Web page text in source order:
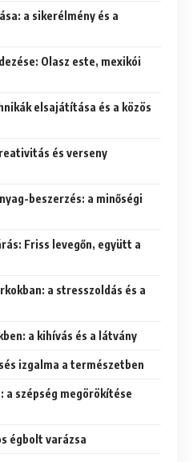
a sikerélmény és a
Olasz este, mexikói
elsajátítása és a közös
és verseny
beszerzés: a minőségi
Friss levegőn, együtt a
a stresszoldás és a
a kihívás és a látvány
izgalma a természetben
a szépség megörökítése
égbolt varázsa